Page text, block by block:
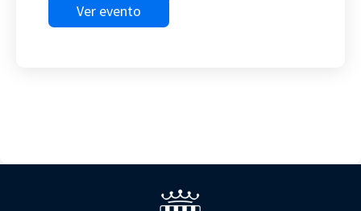
Ver evento